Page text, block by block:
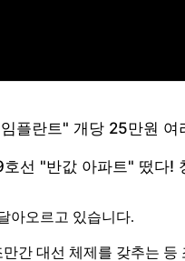
아오르고 있습니다.
간 대선 체제를 갖추는